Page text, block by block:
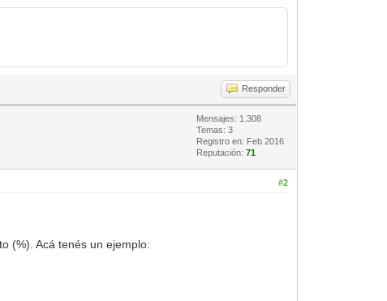
Responder
Mensajes: 1.308
Temas: 3
Registro en: Feb 2016
Reputación:71
#2
(%). Acá tenés un ejemplo: